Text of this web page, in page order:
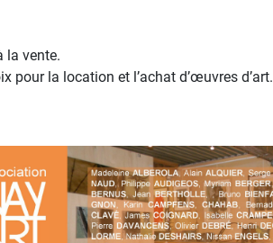
la vente.
pour la location et l’achat d’œuvres d’art.